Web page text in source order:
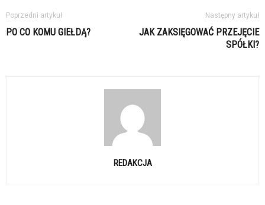
Poprzedni artykuł
PO CO KOMU GIEŁDĄ?
Następny artykuł
JAK ZAKSIĘGOWAĆ PRZEJĘCIE
SPÓŁKI?
REDAKCJA